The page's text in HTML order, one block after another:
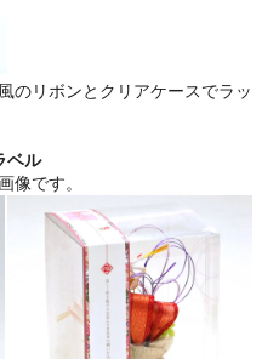
のリボンとクリアケースでラッ
ベル
像です。